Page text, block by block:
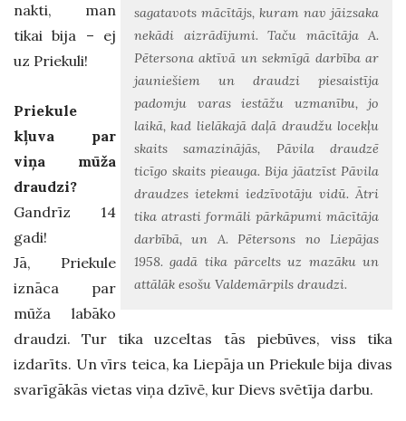
sagatavots mācītājs, kuram nav jāizsaka
nekādi aizrādījumi. Taču mācītāja A.
Pētersona aktīvā un sekmīgā darbība ar
jauniešiem un draudzi piesaistīja
padomju varas iestāžu uzmanību, jo
laikā, kad lielākajā daļā draudžu locekļu
skaits samazinājās, Pāvila draudzē
ticīgo skaits pieauga. Bija jāatzīst Pāvila
draudzes ietekmi iedzīvotāju vidū. Ātri
tika atrasti formāli pārkāpumi mācītāja
darbībā, un A. Pētersons no Liepājas
1958. gadā tika pārcelts uz mazāku un
attālāk esošu Valdemārpils draudzi.
nakti, man
tikai bija – ej
uz Priekuli!
Priekule
kļuva par
viņa mūža
draudzi?
Gandrīz 14
gadi!
Jā, Priekule
iznāca par
mūža labāko
draudzi. Tur tika uzceltas tās piebūves, viss tika
izdarīts. Un vīrs teica, ka Liepāja un Priekule bija divas
svarīgākās vietas viņa dzīvē, kur Dievs svētīja darbu.